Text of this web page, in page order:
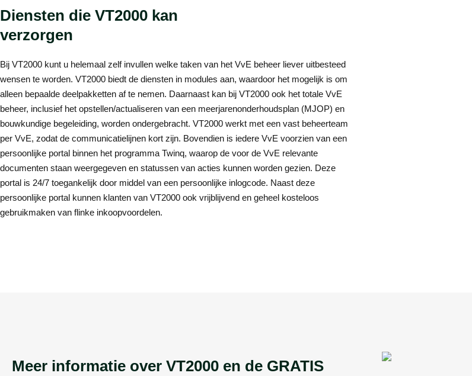
Diensten die VT2000 kan
verzorgen
Bij VT2000 kunt u helemaal zelf invullen welke taken van het VvE beheer liever uitbesteed
wensen te worden. VT2000 biedt de diensten in modules aan, waardoor het mogelijk is om
alleen bepaalde deelpakketten af te nemen. Daarnaast kan bij VT2000 ook het totale VvE
beheer, inclusief het opstellen/actualiseren van een meerjarenonderhoudsplan (MJOP) en
bouwkundige begeleiding, worden ondergebracht. VT2000 werkt met een vast beheerteam
per VvE, zodat de communicatielijnen kort zijn. Bovendien is iedere VvE voorzien van een
persoonlijke portal binnen het programma Twinq, waarop de voor de VvE relevante
documenten staan weergegeven en statussen van acties kunnen worden gezien. Deze
portal is 24/7 toegankelijk door middel van een persoonlijke inlogcode. Naast deze
persoonlijke portal kunnen klanten van VT2000 ook vrijblijvend en geheel kosteloos
gebruikmaken van flinke inkoopvoordelen.
Meer informatie over VT2000 en de GRATIS